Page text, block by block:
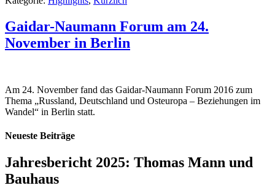
Gaidar-Naumann Forum am 24.
November in Berlin
Am 24. November fand das Gaidar-Naumann Forum 2016 zum
Thema „Russland, Deutschland und Osteuropa – Beziehungen im
Wandel“ in Berlin statt.
Neueste Beiträge
Jahresbericht 2025: Thomas Mann und
Bauhaus